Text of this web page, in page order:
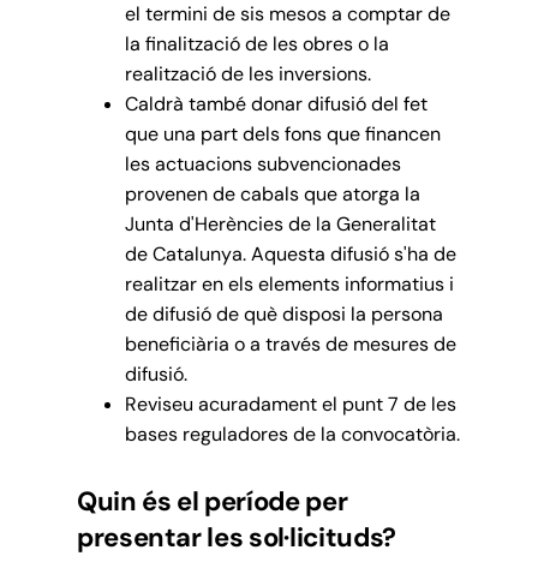
el termini de sis mesos a comptar de
la finalització de les obres o la
realització de les inversions.
Caldrà també donar difusió del fet
que una part dels fons que financen
les actuacions subvencionades
provenen de cabals que atorga la
Junta d'Herències de la Generalitat
de Catalunya. Aquesta difusió s'ha de
realitzar en els elements informatius i
de difusió de què disposi la persona
beneficiària o a través de mesures de
difusió.
Reviseu acuradament el punt 7 de les
bases reguladores de la convocatòria.
Quin és el període per
presentar les sol·licituds?